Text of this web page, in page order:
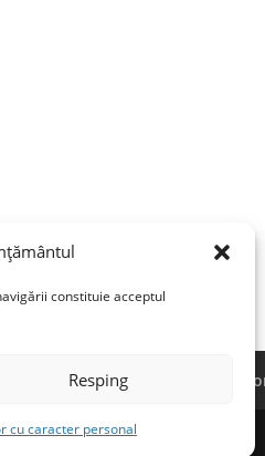
constituie acceptul
Resping
cu caracter personal
datelor cu caracter